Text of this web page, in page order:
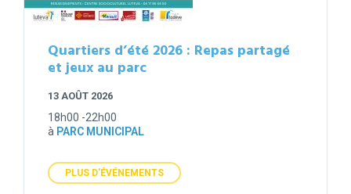
Quartiers d’été 2026 : Repas partagé
et jeux au parc
13 AOÛT 2026
18h00 -22h00
à PARC MUNICIPAL
PLUS D'ÉVÉNEMENTS